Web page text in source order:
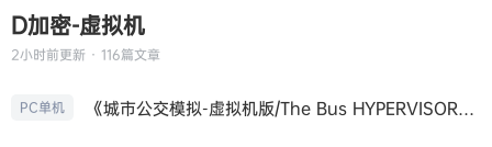
D加密-虚拟机
2小时前更新 · 116篇文章
PC单机 《城市公交模拟-虚拟机版/The Bus HYPERVISOR》免安装中文版